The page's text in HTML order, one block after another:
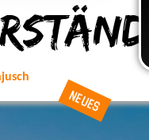
NEUES